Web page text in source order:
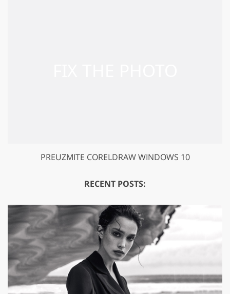
PREUZMITE CORELDRAW WINDOWS 10
RECENT POSTS: